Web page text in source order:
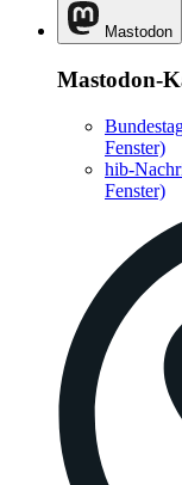
Mastodon
Mastodon-
Fenster)
hib-
Fenster)